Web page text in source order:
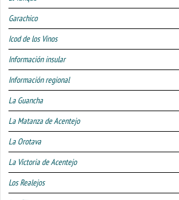
Garachico
Icod de los Vinos
Información insular
Información regional
La Guancha
La Matanza de Acentejo
La Orotava
La Victoria de Acentejo
Los Realejos